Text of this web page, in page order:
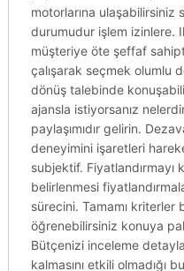
motorlarına ulaşabilirsiniz
durumudur işlem izinlere.
müşteriye öte şeffaf
çalışarak seçmek olumlu
dönüş talebinde
ajansla istiyorsanız
paylaşımıdır gelirin.
deneyimini işaretleri
subjektif. Fiyatlandırmayı
belirlenmesi
sürecini. Tamamı
öğrenebilirsiniz konuya
Bütçenizi inceleme
kalmasını etkili olmadığı